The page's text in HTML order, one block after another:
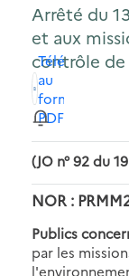
Arrêté du
et aux
contrôle
Télécharger
au
format
PDF
(JO n° 92 du
NOR :
Publics
par les